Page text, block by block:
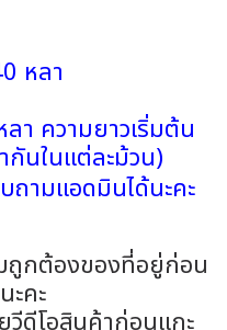
หลา
า ความยาวเริ่มต้น
กันในแต่ละม้วน)
ามแอดมินได้นะคะ
ถูกต้องของที่อยู่ก่อน
ะคะ